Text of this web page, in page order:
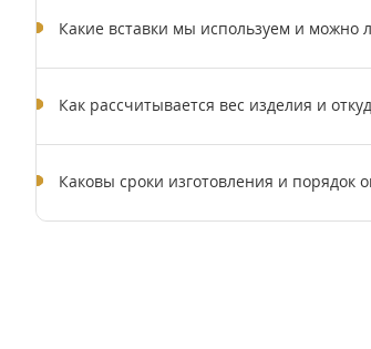
Какие вставки мы используем и можно
Как рассчитывается вес изделия и
Каковы сроки изготовления и порядок